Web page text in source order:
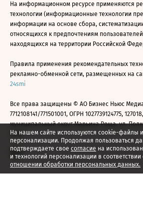
На нашем сайте используются cookie-файлы и
персонализации. Продолжая пользоваться
подтверждаете свое согласие на
и технологий персонализации в соответствии
отношении обработки персональных данных.
На информационном ресурсе применяются
технологии (информационные технологии
информации на основе сбора,
относящихся к предпочтениям
находящихся на территории Российской
Правила применения рекомендательных
рекламно-обменной сети, размещенных на
24smi
Все права защищены © АО Бизнес Ньюс
7712108141/771501001, ОГРН 1027739124775,
муниципальный округ Марьина Роща, ул.
2026